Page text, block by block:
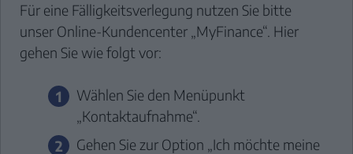
Für eine Fälligkeitsverlegung nutzen Sie bitte
unser Online-Kundencenter „MyFinance“ . Hier
gehen Sie wie folgt vor:
Wählen Sie den Menüpunkt
„Kontaktaufnahme“.
Gehen Sie zur Option „Ich möchte meine